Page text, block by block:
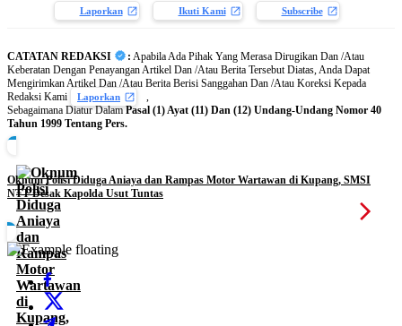
Laporkan Ikuti Kami Subscribe
CATATAN REDAKSI : Apabila Ada Pihak Yang Merasa Dirugikan Dan /Atau
Keberatan Dengan Penayangan Artikel Dan /Atau Berita Tersebut Diatas, Anda Dapat
Mengirimkan Artikel Dan /Atau Berita Berisi Sanggahan Dan /Atau Koreksi Kepada
Redaksi Kami
Laporkan
Sebagaimana Diatur DalamPasal (1) Ayat (11) Dan (12) Undang-Undang Nomor 40
Tahun 1999 Tentang Pers.
Oknum Polisi Diduga Aniaya dan Rampas Motor Wartawan di Kupang, SMSI
NTT Desak Kapolda Usut Tuntas